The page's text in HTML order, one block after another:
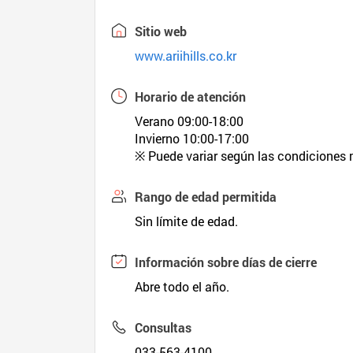
Sitio web
www.ariihills.co.kr
Horario de atención
Verano 09:00-18:00
Invierno 10:00-17:00
※ Puede variar según las condiciones
Rango de edad permitida
Sin límite de edad.
Información sobre días de cierre
Abre todo el año.
Consultas